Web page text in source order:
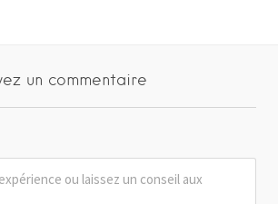
un commentaire